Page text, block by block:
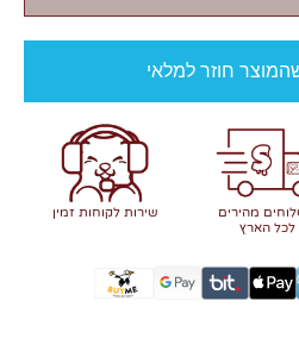
חוזר למלאי
מהירים
לכל הארץ
שירות לקוחות זמין